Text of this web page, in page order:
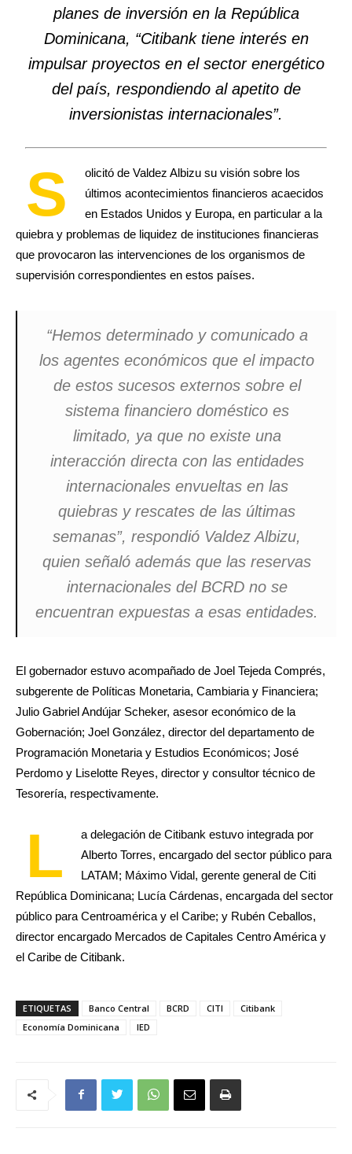
planes de inversión en la República
Dominicana, “Citibank tiene interés en
impulsar proyectos en el sector energético
del país, respondiendo al apetito de
inversionistas internacionales”.
S
olicitó de Valdez Albizu su visión sobre los
últimos acontecimientos financieros acaecidos
en Estados Unidos y Europa, en particular a la
quiebra y problemas de liquidez de instituciones financieras
que provocaron las intervenciones de los organismos de
supervisión correspondientes en estos países.
“Hemos determinado y comunicado a
los agentes económicos que el impacto
de estos sucesos externos sobre el
sistema financiero doméstico es
limitado, ya que no existe una
interacción directa con las entidades
internacionales envueltas en las
quiebras y rescates de las últimas
semanas”, respondió Valdez Albizu,
quien señaló además que las reservas
internacionales del BCRD no se
encuentran expuestas a esas entidades.
El gobernador estuvo acompañado de Joel Tejeda Comprés,
subgerente de Políticas Monetaria, Cambiaria y Financiera;
Julio Gabriel Andújar Scheker, asesor económico de la
Gobernación; Joel González, director del departamento de
Programación Monetaria y Estudios Económicos; José
Perdomo y Liselotte Reyes, director y consultor técnico de
Tesorería, respectivamente.
L
a delegación de Citibank estuvo integrada por
Alberto Torres, encargado del sector público para
LATAM; Máximo Vidal, gerente general de Citi
República Dominicana; Lucía Cárdenas, encargada del sector
público para Centroamérica y el Caribe; y Rubén Ceballos,
director encargado Mercados de Capitales Centro América y
el Caribe de Citibank.
ETIQUETAS Banco Central BCRD CITI
Citibank
Economía Dominicana
IED